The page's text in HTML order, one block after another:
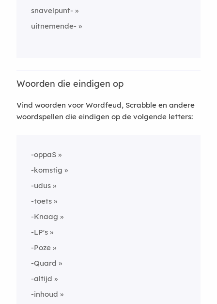
snavelpunt-
uitnemende-
Woorden die eindigen op
Vind woorden voor Wordfeud, Scrabble en andere
woordspellen die eindigen op de volgende letters:
-oppaS
-komstig
-udus
-toets
-Knaag
-LP's
-Poze
-Quard
-altijd
-inhoud